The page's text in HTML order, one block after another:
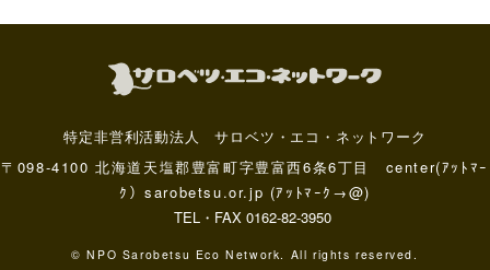
特定非営利活動法人 サロベツ・エコ・ネットワーク
〒098-4100 北海道天塩郡豊富町字豊富西6条6丁目 center(ｱｯﾄﾏｰ
ｸ）sarobetsu.or.jp (ｱｯﾄﾏｰｸ→@)
TEL・FAX 0162-82-3950
© NPO Sarobetsu Eco Network. All rights reserved.